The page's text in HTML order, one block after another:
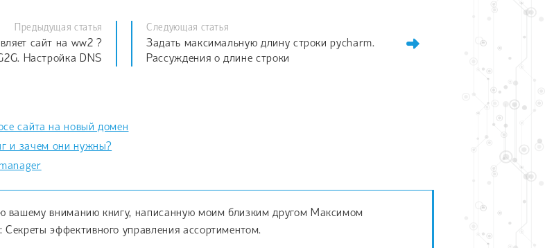
Предыдущая статья
сайт на ww2 ?
Настройка DNS
Следующая статья
Задать максимальную длину строки pycharm.
Рассуждения о длине строки
сайта на новый домен
и зачем они нужны?
вашему вниманию книгу, написанную моим близким другом Максимом
эффективного управления ассортиментом.